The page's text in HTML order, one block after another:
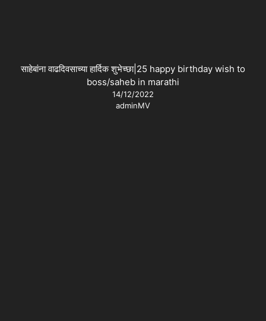
साहेबांना वाढदिवसाच्या हार्दिक शुभेच्छा|25 happy birthday wish to
boss/saheb in marathi
14/12/2022
adminMV